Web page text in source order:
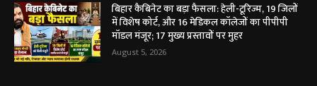
बिहार कैबिनेट का बड़ा फैसला: हेली-टूरिज्म, 19 जिलों
में विशेष कोर्ट, और 16 मेडिकल कॉलेजों का पीपीपी
मॉडल मंजूर; 17 मुख्य प्रस्तावों पर मुहर
August 5, 2026